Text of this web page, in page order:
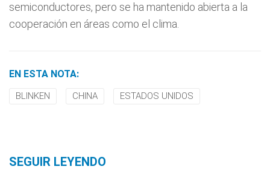
semiconductores, pero se ha mantenido abierta a la
cooperación en áreas como el clima.
EN ESTA NOTA:
BLINKEN CHINA ESTADOS UNIDOS
SEGUIR LEYENDO